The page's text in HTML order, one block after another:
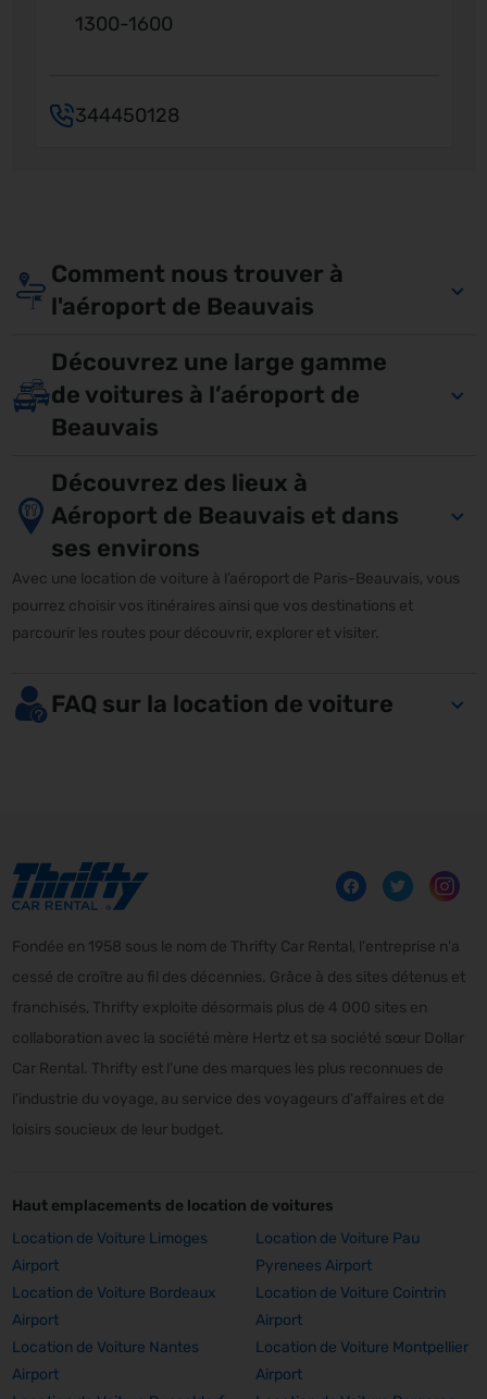
1300-1600
344450128
Comment nous trouver à
l'aéroport de Beauvais
Découvrez une large gamme
de voitures à l’aéroport de
Beauvais
Découvrez des lieux à
Aéroport de Beauvais et dans
ses environs
Avec une location de voiture à l’aéroport de Paris-Beauvais, vous
pourrez choisir vos itinéraires ainsi que vos destinations et
parcourir les routes pour découvrir, explorer et visiter.
FAQ sur la location de voiture
Fondée en 1958 sous le nom de Thrifty Car Rental, l'entreprise n'a
cessé de croître au fil des décennies. Grâce à des sites détenus et
franchisés, Thrifty exploite désormais plus de 4 000 sites en
collaboration avec la société mère Hertz et sa société sœur Dollar
Car Rental. Thrifty est l'une des marques les plus reconnues de
l'industrie du voyage, au service des voyageurs d'affaires et de
loisirs soucieux de leur budget.
Haut emplacements de location de voitures
Location de Voiture Limoges
Airport
Location de Voiture Pau
Pyrenees Airport
Location de Voiture Bordeaux
Airport
Location de Voiture Cointrin
Airport
Location de Voiture Nantes
Airport
Location de Voiture Montpellier
Airport